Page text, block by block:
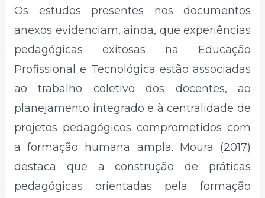
Os estudos presentes nos documentos
anexos evidenciam, ainda, que experiências
pedagógicas exitosas na Educação
Profissional e Tecnológica estão associadas
ao trabalho coletivo dos docentes, ao
planejamento integrado e à centralidade de
projetos pedagógicos comprometidos com
a formação humana ampla. Moura (2017)
destaca que a construção de práticas
pedagógicas orientadas pela formação